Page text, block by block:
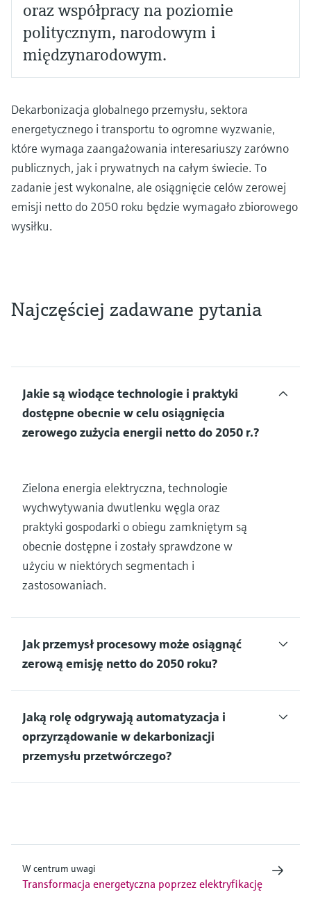
oraz współpracy na poziomie
politycznym, narodowym i
międzynarodowym.
Dekarbonizacja globalnego przemysłu, sektora
energetycznego i transportu to ogromne wyzwanie,
które wymaga zaangażowania interesariuszy zarówno
publicznych, jak i prywatnych na całym świecie. To
zadanie jest wykonalne, ale osiągnięcie celów zerowej
emisji netto do 2050 roku będzie wymagało zbiorowego
wysiłku.
Najczęściej zadawane pytania
Jakie są wiodące technologie i praktyki
dostępne obecnie w celu osiągnięcia
zerowego zużycia energii netto do 2050 r.?
Zielona energia elektryczna, technologie
wychwytywania dwutlenku węgla oraz
praktyki gospodarki o obiegu zamkniętym są
obecnie dostępne i zostały sprawdzone w
użyciu w niektórych segmentach i
zastosowaniach.
Jak przemysł procesowy może osiągnąć
zerową emisję netto do 2050 roku?
Jaką rolę odgrywają automatyzacja i
oprzyrządowanie w dekarbonizacji
przemysłu przetwórczego?
W centrum uwagi
Transformacja energetyczna poprzez elektryfikację